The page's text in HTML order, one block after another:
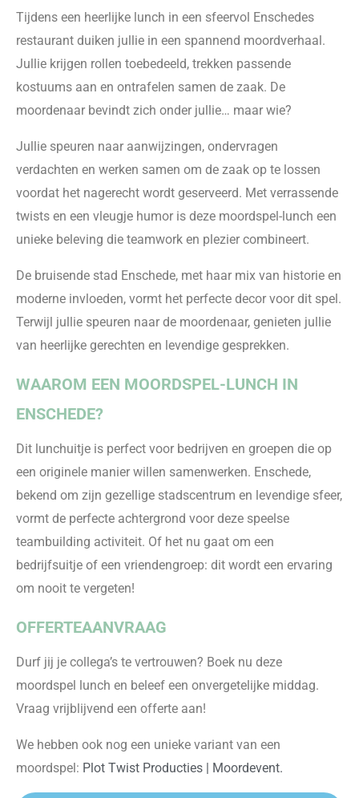
Tijdens een heerlijke lunch in een sfeervol Enschedes
restaurant duiken jullie in een spannend moordverhaal.
Jullie krijgen rollen toebedeeld, trekken passende
kostuums aan en ontrafelen samen de zaak. De
moordenaar bevindt zich onder jullie… maar wie?
Jullie speuren naar aanwijzingen, ondervragen
verdachten en werken samen om de zaak op te lossen
voordat het nagerecht wordt geserveerd. Met verrassende
twists en een vleugje humor is deze moordspel-lunch een
unieke beleving die teamwork en plezier combineert.
De bruisende stad Enschede, met haar mix van historie en
moderne invloeden, vormt het perfecte decor voor dit spel.
Terwijl jullie speuren naar de moordenaar, genieten jullie
van heerlijke gerechten en levendige gesprekken.
WAAROM EEN MOORDSPEL-LUNCH IN
ENSCHEDE?
Dit lunchuitje is perfect voor bedrijven en groepen die op
een originele manier willen samenwerken. Enschede,
bekend om zijn gezellige stadscentrum en levendige sfeer,
vormt de perfecte achtergrond voor deze speelse
teambuilding activiteit. Of het nu gaat om een
bedrijfsuitje of een vriendengroep: dit wordt een ervaring
om nooit te vergeten!
OFFERTEAANVRAAG
Durf jij je collega’s te vertrouwen? Boek nu deze
moordspel lunch en beleef een onvergetelijke middag.
Vraag vrijblijvend een offerte aan!
We hebben ook nog een unieke variant van een
moordspel: Plot Twist Producties | Moordevent.